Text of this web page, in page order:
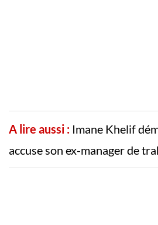
A lire aussi : Imane Khelif
accuse son ex-manager de